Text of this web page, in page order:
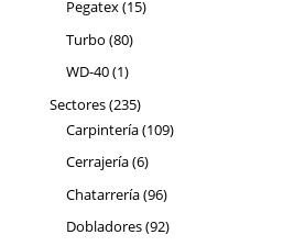
Pegatex 1515
Turbo 8080
productos
WD-40 11
producto
Sectores 235235
productos
Carpintería 109109
Cerrajería 66
productos
Chatarrería 9696
productos
Dobladores 9292